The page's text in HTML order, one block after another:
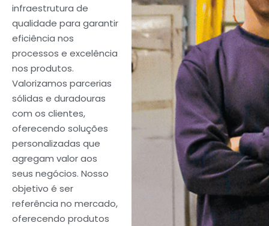
infraestrutura de
qualidade para garantir
eficiência nos
processos e excelência
nos produtos.
Valorizamos parcerias
sólidas e duradouras
com os clientes,
oferecendo soluções
personalizadas que
agregam valor aos
seus negócios. Nosso
objetivo é ser
referência no mercado,
oferecendo produtos